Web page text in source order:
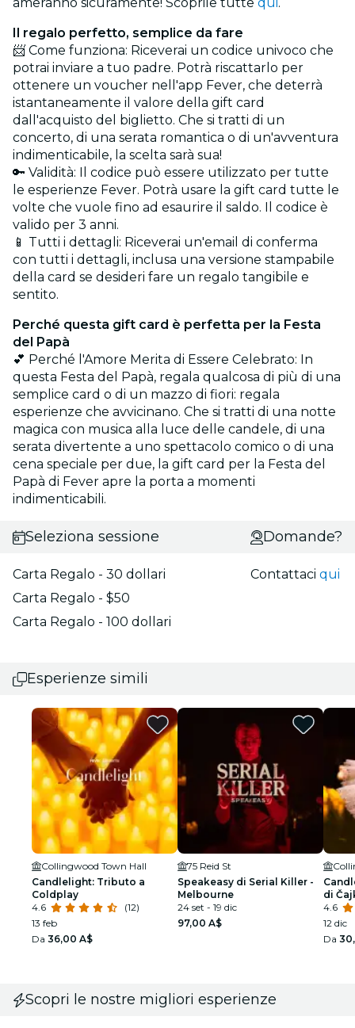
ameranno sicuramente! Scoprile tutte qui .
Il regalo perfetto, semplice da fare
📨 Come funziona: Riceverai un codice univoco che
potrai inviare a tuo padre. Potrà riscattarlo per
ottenere un voucher nell'app Fever, che deterrà
istantaneamente il valore della gift card
dall'acquisto del biglietto. Che si tratti di un
concerto, di una serata romantica o di un'avventura
indimenticabile, la scelta sarà sua!
🔑 Validità: Il codice può essere utilizzato per tutte
le esperienze Fever. Potrà usare la gift card tutte le
volte che vuole fino ad esaurire il saldo. Il codice è
valido per 3 anni.
📱 Tutti i dettagli: Riceverai un'email di conferma
con tutti i dettagli, inclusa una versione stampabile
della card se desideri fare un regalo tangibile e
sentito.
Perché questa gift card è perfetta per la Festa
del Papà
💕 Perché l'Amore Merita di Essere Celebrato: In
questa Festa del Papà, regala qualcosa di più di una
semplice card o di un mazzo di fiori: regala
esperienze che avvicinano. Che si tratti di una notte
magica con musica alla luce delle candele, di una
serata divertente a uno spettacolo comico o di una
cena speciale per due, la gift card per la Festa del
Papà di Fever apre la porta a momenti
indimenticabili.
Seleziona sessione
Carta Regalo - 30 dollari
Carta Regalo - $50
Carta Regalo - 100 dollari
Domande?
Contattaciqui
Esperienze simili
Collingwood Town Hall
Candlelight: Tributo a
Coldplay
4.6
(12)
13 feb
Da 36,00 A$
75 Reid St
Speakeasy di Serial Killer -
Melbourne
24 set - 19 dic
97,00 A$
di
4.6
12 dic
Da
Scopri le nostre migliori esperienze